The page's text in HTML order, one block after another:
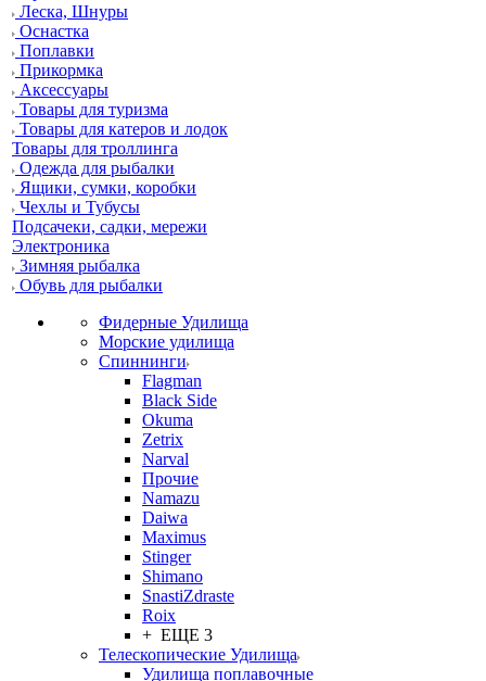
Леска, Шнуры
Оснастка
Поплавки
Прикормка
Аксессуары
Товары для туризма
Товары для катеров и лодок
Товары для троллинга
Одежда для рыбалки
Ящики, сумки, коробки
Чехлы и Тубусы
Подсачеки, садки, мережи
Электроника
Зимняя рыбалка
Обувь для рыбалки
Фидерные Удилища
Морские удилища
Спиннинги
Flagman
Black Side
Okuma
Zetrix
Narval
Прочие
Namazu
Daiwa
Maximus
Stinger
Shimano
SnastiZdraste
Roix
+ ЕЩЕ 3
Телескопические Удилища
Удилища поплавочные